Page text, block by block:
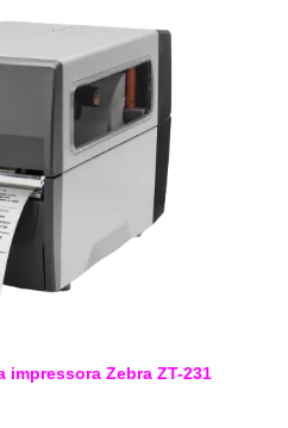
impressora Zebra ZT-231